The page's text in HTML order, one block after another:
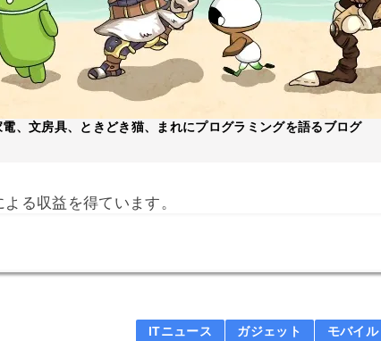
、文房具、ときどき猫、まれにプログラミングを語るブログ
る収益を得ています。
ITニュース ガジェット モバイル